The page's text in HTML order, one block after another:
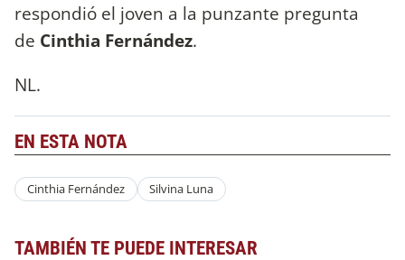
respondió el joven a la punzante pregunta
de Cinthia Fernández.
NL.
EN ESTA NOTA
Cinthia Fernández Silvina Luna
TAMBIÉN TE PUEDE INTERESAR